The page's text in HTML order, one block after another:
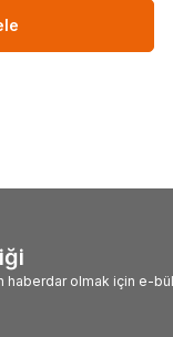
haberdar olmak için e-